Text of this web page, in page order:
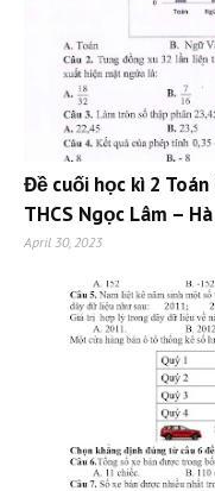
Đề cuối học kì 2
THCS Ngọc Lâm –
April 30, 2023